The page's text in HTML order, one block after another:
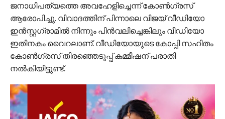
ജനാധിപത്യത്തെ അവഹേളിച്ചെന്ന് കോണ്‍ഗ്രസ്
ആരോപിച്ചു. വിവാദത്തിന് പിന്നാലെ വിജയ് വീഡിയോ
ഇന്‍സ്റ്റഗ്രാമില്‍ നിന്നും പിന്‍വലിച്ചെങ്കിലും വീഡിയോ
ഇതിനകം വൈറലാണ്. വീഡിയോയുടെ കോപ്പി സഹിതം
കോണ്‍ഗ്രസ് തിരഞ്ഞെടുപ്പ് കമ്മീഷന് പരാതി
നല്‍കിയിട്ടുണ്ട്.